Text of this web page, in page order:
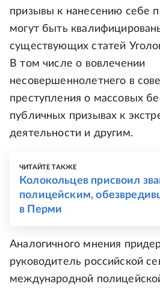
призывы к нанесению себе
могут быть
существующих статей
В том числе о вовлечении
несовершеннолетнего в
преступления о массовых
публичных призывах к
деятельности и другим.
ЧИТАЙТЕ ТАКЖЕ
Колокольцев присвоил
полицейским,
в Перми
Аналогичного мнения
руководитель российской
международной